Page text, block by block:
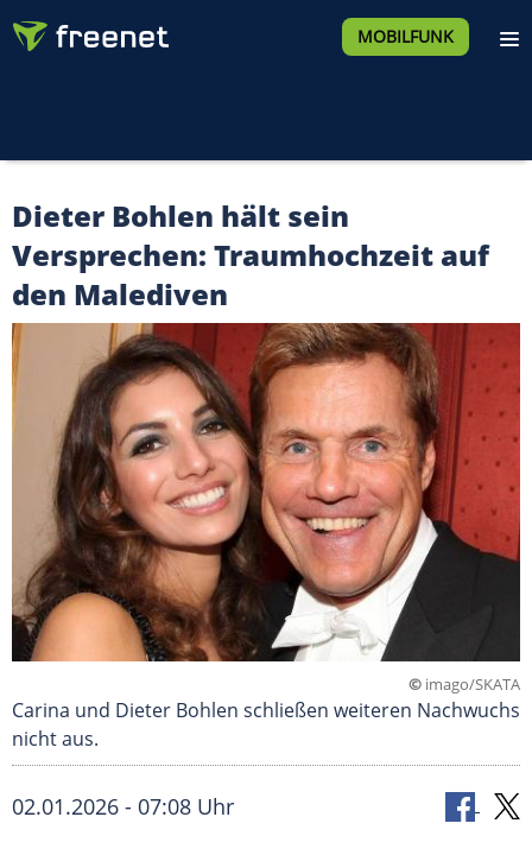
MOBILFUNK
Dieter Bohlen hält sein
Versprechen: Traumhochzeit auf
den Malediven
© imago/SKATA
Carina und Dieter Bohlen schließen weiteren Nachwuchs
nicht aus.
02.01.2026 - 07:08 Uhr